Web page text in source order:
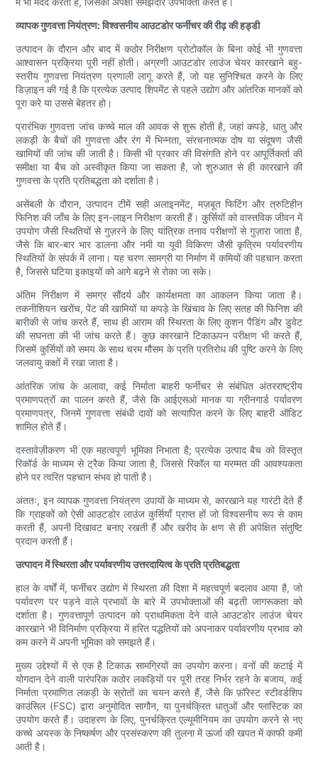
व्यापक गुणवत्ता नियंत्रण: विश्वसनीय आउटडोर फर्नीचर की रीढ़ की हड्डी
उत्पादन के दौरान और बाद में कठोर निरीक्षण प्रोटोकॉल के बिना कोई भी गुणवत्ता
आश्वासन प्रक्रिया पूरी नहीं होती। अग्रणी आउटडोर लाउंज चेयर कारखाने बहु-
स्तरीय गुणवत्ता नियंत्रण प्रणाली लागू करते हैं, जो यह सुनिश्चित करने के लिए
डिज़ाइन की गई है कि प्रत्येक उत्पाद शिपमेंट से पहले उद्योग और आंतरिक मानकों को
पूरा करे या उससे बेहतर हो।
प्रारंभिक गुणवत्ता जांच कच्चे माल की आवक से शुरू होती है, जहां कपड़े, धातु और
लकड़ी के बैचों की गुणवत्ता और रंग में भिन्नता, संरचनात्मक दोष या संदूषण जैसी
खामियों की जांच की जाती है। किसी भी प्रकार की विसंगति होने पर आपूर्तिकर्ता की
समीक्षा या बैच को अस्वीकृत किया जा सकता है, जो शुरुआत से ही कारखाने की
गुणवत्ता के प्रति प्रतिबद्धता को दर्शाता है।
असेंबली के दौरान, उत्पादन टीमें सही अलाइनमेंट, मज़बूत फिटिंग और त्रुटिहीन
फिनिश की जाँच के लिए इन-लाइन निरीक्षण करती हैं। कुर्सियों को वास्तविक जीवन में
उपयोग जैसी स्थितियों से गुज़रने के लिए यांत्रिक तनाव परीक्षणों से गुज़ारा जाता है,
जैसे कि बार-बार भार डालना और नमी या यूवी विकिरण जैसी कृत्रिम पर्यावरणीय
स्थितियों के संपर्क में लाना। यह चरण सामग्री या निर्माण में कमियों की पहचान करता
है, जिससे घटिया इकाइयों को आगे बढ़ने से रोका जा सके।
अंतिम निरीक्षण में समग्र सौंदर्य और कार्यक्षमता का आकलन किया जाता है।
तकनीशियन खरोंच, पेंट की खामियों या कपड़े के खिंचाव के लिए सतह की फिनिश की
बारीकी से जांच करते हैं, साथ ही आराम की स्थिरता के लिए कुशन पैडिंग और डुवेट
की सघनता की भी जांच करते हैं। कुछ कारखाने टिकाऊपन परीक्षण भी करते हैं,
जिसमें कुर्सियों को समय के साथ चरम मौसम के प्रति प्रतिरोध की पुष्टि करने के लिए
जलवायु कक्षों में रखा जाता है।
आंतरिक जांच के अलावा, कई निर्माता बाहरी फर्नीचर से संबंधित अंतरराष्ट्रीय
प्रमाणपत्रों का पालन करते हैं, जैसे कि आईएसओ मानक या ग्रीनगार्ड पर्यावरण
प्रमाणपत्र, जिनमें गुणवत्ता संबंधी दावों को सत्यापित करने के लिए बाहरी ऑडिट
शामिल होते हैं।
दस्तावेज़ीकरण भी एक महत्वपूर्ण भूमिका निभाता है; प्रत्येक उत्पाद बैच को विस्तृत
रिकॉर्ड के माध्यम से ट्रैक किया जाता है, जिससे रिकॉल या मरम्मत की आवश्यकता
होने पर त्वरित पहचान संभव हो पाती है।
अंततः, इन व्यापक गुणवत्ता नियंत्रण उपायों के माध्यम से, कारखाने यह गारंटी देते हैं
कि ग्राहकों को ऐसी आउटडोर लाउंज कुर्सियाँ प्राप्त हों जो विश्वसनीय रूप से काम
करती हैं, अपनी दिखावट बनाए रखती हैं और खरीद के क्षण से ही अपेक्षित संतुष्टि
प्रदान करती हैं।
उत्पादन में स्थिरता और पर्यावरणीय उत्तरदायित्व के प्रति प्रतिबद्धता
हाल के वर्षों में, फर्नीचर उद्योग में स्थिरता की दिशा में महत्वपूर्ण बदलाव आया है, जो
पर्यावरण पर पड़ने वाले प्रभावों के बारे में उपभोक्ताओं की बढ़ती जागरूकता को
दर्शाता है। गुणवत्तापूर्ण उत्पादन को प्राथमिकता देने वाले आउटडोर लाउंज चेयर
कारखाने भी विनिर्माण प्रक्रिया में हरित पद्धतियों को अपनाकर पर्यावरणीय प्रभाव को
कम करने में अपनी भूमिका को समझते हैं।
मुख्य उद्देश्यों में से एक है टिकाऊ सामग्रियों का उपयोग करना। वनों की कटाई में
योगदान देने वाली पारंपरिक कठोर लकड़ियों पर पूरी तरह निर्भर रहने के बजाय, कई
निर्माता प्रमाणित लकड़ी के स्रोतों का चयन करते हैं, जैसे कि फ़ॉरेस्ट स्टीवर्डशिप
काउंसिल (FSC) द्वारा अनुमोदित सागौन, या पुनर्चक्रित धातुओं और प्लास्टिक का
उपयोग करते हैं। उदाहरण के लिए, पुनर्चक्रित एल्यूमीनियम का उपयोग करने से नए
कच्चे अयस्क के निष्कर्षण और प्रसंस्करण की तुलना में ऊर्जा की खपत में काफी कमी
आती है।